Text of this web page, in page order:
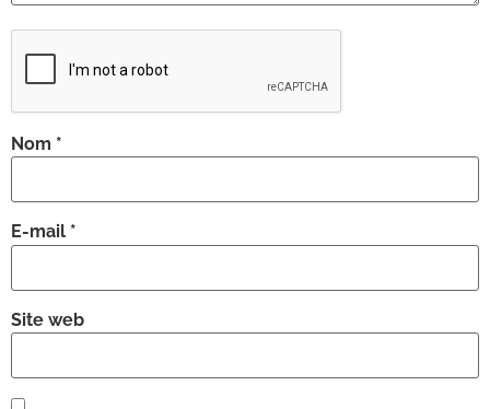
Nom *
E-mail *
Site web